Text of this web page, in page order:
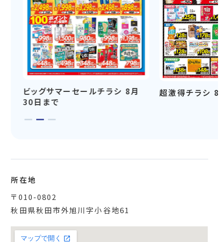
所在地
〒010-0802
秋田県秋田市外旭川字小谷地61
ビッグサマーセールチラシ 8月
30日まで
超激得チラシ